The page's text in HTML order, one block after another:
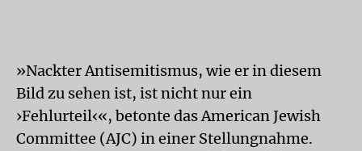
»Nackter Antisemitismus, wie er in diesem
Bild zu sehen ist, ist nicht nur ein
›Fehlurteil‹«, betonte das American Jewish
Committee (AJC) in einer Stellungnahme.